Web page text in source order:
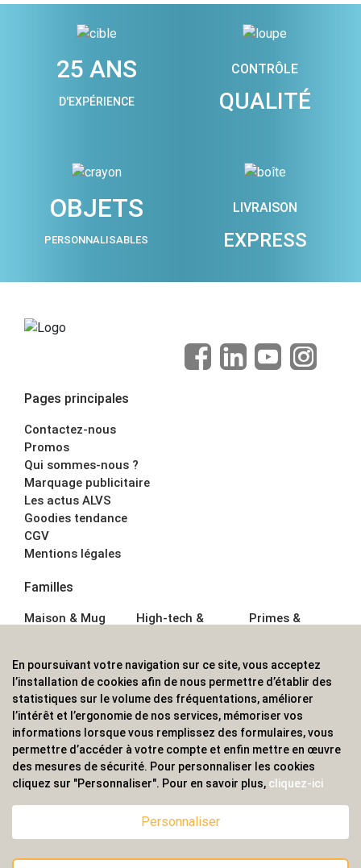
25 ANS
D'EXPÉRIENCE
CONTRÔLE
QUALITÉ
OBJETS
PERSONNALISABLES
LIVRAISON
EXPRESS
Pages principales
Contactez-nous
Promos
Qui sommes-nous ?
Marquage publicitaire
Les actus ALVS
Goodies tendance
CGV
Mentions légales
Familles
Maison & Mug
Écriture
Bagagerie sacs
High-tech &
Sport &
Outdoor
Enfant
Primes &
Boisson
Textile &
Casquette
Accessoires de
bureau
ALVS, fournisseur d'objets publicitaires, pour les
professionnels. Une implantation nationale, une
couverture internationale.
En poursuivant votre navigation sur ce site, vous acceptez
l’installation de cookies afin de nous permettre d’établir des
statistiques sur le volume des fréquentations, améliorer
l’intérêt et l’ergonomie de nos services, mémoriser vos
informations lorsque vous remplissez des formulaires, vous
permettre d’accéder à votre compte et enfin mettre en œuvre
des mesures de sécurité. Pour personnaliser les cookies
cliquez sur "Personnaliser". Pour en savoir plus, cliquez-ici
Personnaliser